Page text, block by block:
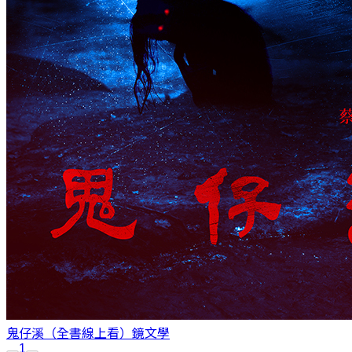
鬼仔溪（全書線上看） 鏡文學
1